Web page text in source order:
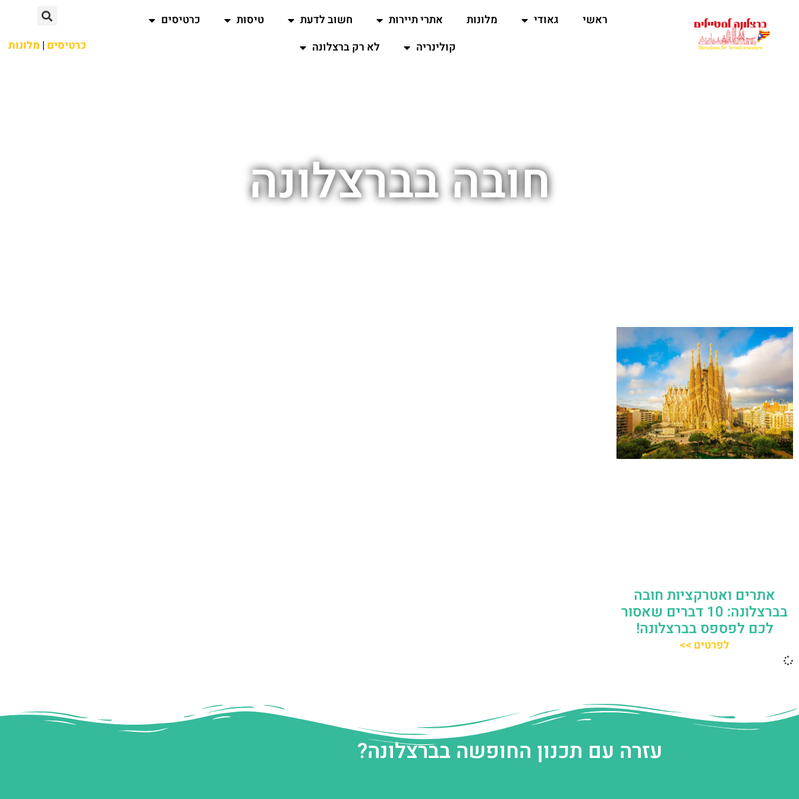
ראשי גאודי מלונות אתרי תיירות חשוב לדעת טיסות
כרטיסים
קולינריה
לא רק ברצלונה כרטיסים | מלונות
חובה בברצלונה
אתרים ואטרקציות חובה
בברצלונה: 10 דברים שאסור
לכם לפספס בברצלונה!
לפרטים >>
עזרה עם תכנון החופשה בברצלונה?